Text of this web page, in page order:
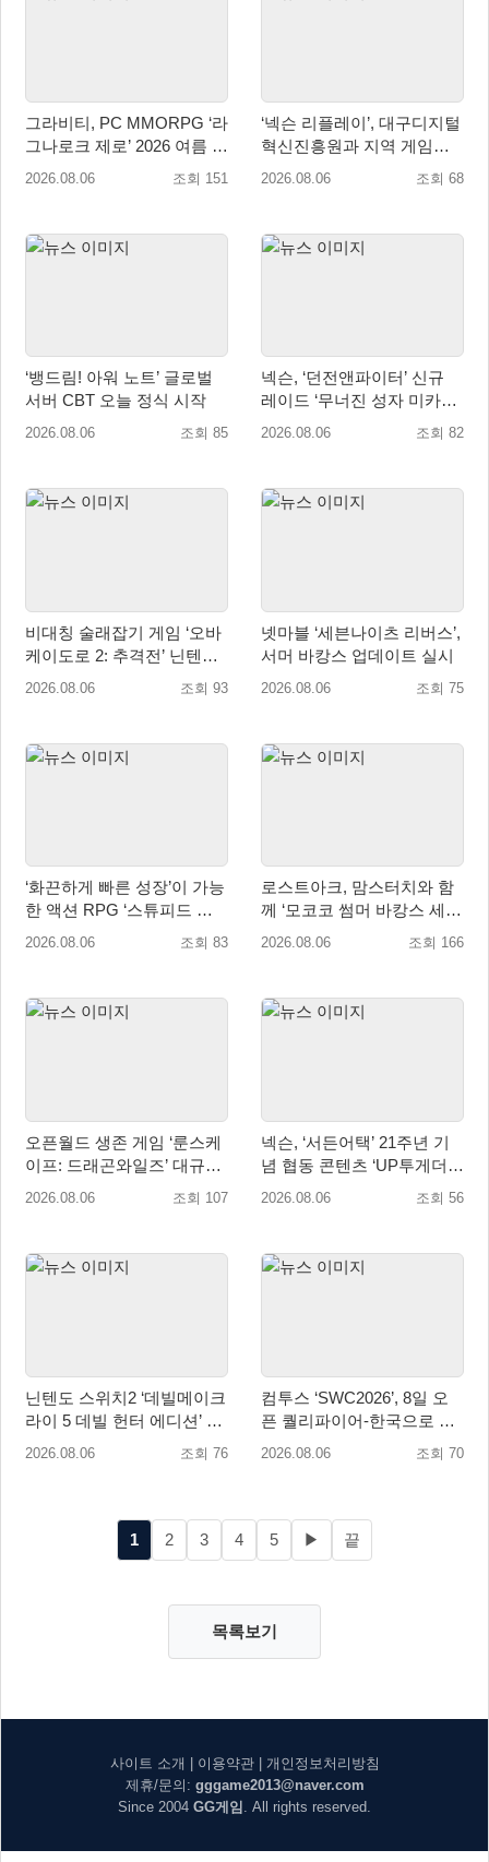
그라비티, PC MMORPG ‘라
그나로크 제로’ 2026 여름 프
로모션 진행!
2026.08.06 조회 151
‘넥슨 리플레이’, 대구디지털
혁신진흥원과 지역 게임산
업 육성 위한 업무협약 체결
2026.08.06 조회 68
‘뱅드림! 아워 노트’ 글로벌
서버 CBT 오늘 정식 시작
2026.08.06 조회 85
넥슨, ‘던전앤파이터’ 신규
레이드 ‘무너진 성자 미카엘
라’ 업데이트!
2026.08.06 조회 82
비대칭 술래잡기 게임 ‘오바
케이도로 2: 추격전’ 닌텐도
eShop 출시
2026.08.06 조회 93
넷마블 ‘세븐나이츠 리버스’,
서머 바캉스 업데이트 실시
2026.08.06 조회 75
‘화끈하게 빠른 성장’이 가능
한 액션 RPG ‘스튜피드 네
버 다이즈’ 패키지판 예약판
2026.08.06 조회 83
로스트아크, 맘스터치와 함
께 ‘모코코 썸머 바캉스 세
트’ 출시
2026.08.06 조회 166
오픈월드 생존 게임 ‘룬스케
이프: 드래곤와일즈’ 대규모
유저 편의성 개선 및 사이드
2026.08.06 조회 107
넥슨, ‘서든어택’ 21주년 기
념 협동 콘텐츠 ‘UP투게더’
업데이트
2026.08.06 조회 56
닌텐도 스위치2 ‘데빌메이크
라이 5 데빌 헌터 에디션’ 패
키지 제품 8월 7일 예약판매
2026.08.06 조회 76
컴투스 ‘SWC2026’, 8일 오
픈 퀄리파이어-한국으로 시
즌 개막!
2026.08.06 조회 70
1 2 3 4 5 ▶ 끝
목록보기
사이트 소개 | 이용약관| 개인정보처리방침
제휴/문의: gggame2013@naver.com
Since 2004 GG게임 . All rights reserved.